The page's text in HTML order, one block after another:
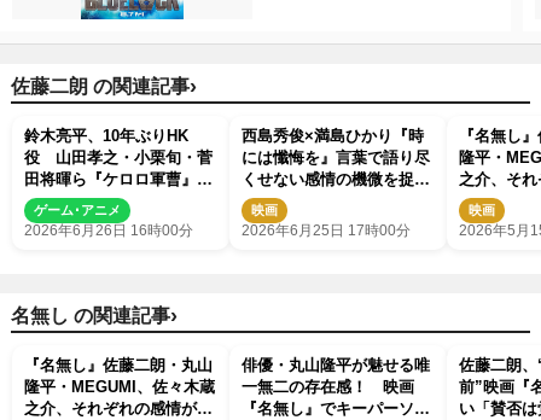
佐藤二朗 の関連記事›
鈴木亮平、10年ぶりHK
役 山田孝之・小栗旬・菅
田将暉ら『ケロロ軍曹』参
戦 福田雄一作品キャラが
夢の共演
ゲーム･アニメ
2026年6月26日 16時00分
西島秀俊×満島ひかり『時
には懺悔を』言葉で語り尽
くせない感情の機微を捉え
た新規場面カット解禁
映画
2026年6月25日 17時00分
『名無し
隆平・
之介、そ
じみ出る
解禁
映画
2026年5月
名無し の関連記事›
『名無し』佐藤二朗・丸山
隆平・MEGUMI、佐々木蔵
之介、それぞれの感情がに
俳優・丸山隆平が魅せる唯
一無二の存在感！ 映画
『名無し』でキーパーソン
佐藤二朗
前”映画『
い「賛否